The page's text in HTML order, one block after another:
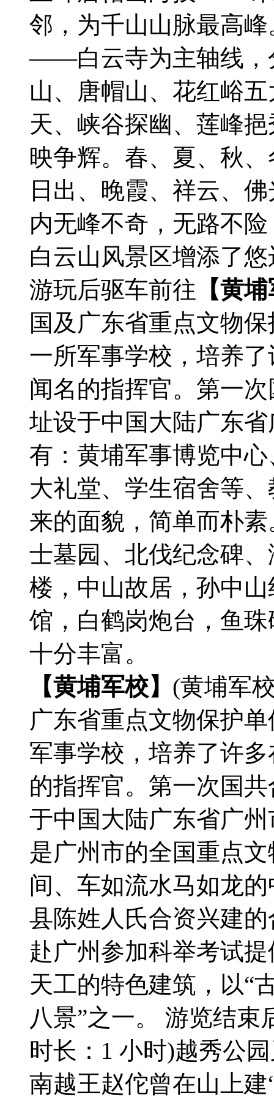
邻，为千山山脉最高
——白云寺为主轴线，
山、唐帽山、花红峪
天、峡谷探幽、莲峰
映争辉。春、夏、秋
日出、晚霞、祥云、
内无峰不奇，无路不
白云山风景区增添了
游玩后驱车前往 【黄
国及广东省重点文物
一所军事学校，培养
闻名的指挥官。第一
址设于中国大陆广东
有：黄埔军事博览中
大礼堂、学生宿舍等
来的面貌，简单而朴
士墓园、北伐纪念碑
楼，中山故居，孙中
馆，白鹤岗炮台，鱼
十分丰富。
【黄埔军校】 (黄埔军
广东省重点文物保护
军事学校，培养了许
的指挥官。第一次国
于中国大陆广东省广
是广州市的全国重点
间、车如流水马如龙
县陈姓人氏合资兴建
赴广州参加科举考试
天工的特色建筑，以“
八景”之一。 游览结
时长：1 小时)越秀公
南越王赵佗曾在山上